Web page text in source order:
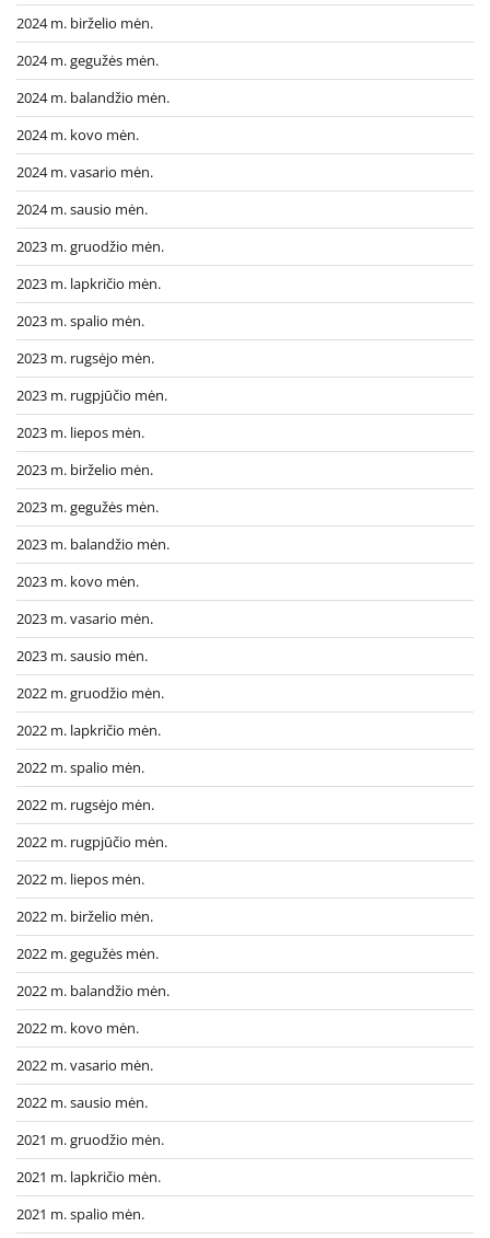
2024 m. birželio mėn.
2024 m. gegužės mėn.
2024 m. balandžio mėn.
2024 m. kovo mėn.
2024 m. vasario mėn.
2024 m. sausio mėn.
2023 m. gruodžio mėn.
2023 m. lapkričio mėn.
2023 m. spalio mėn.
2023 m. rugsėjo mėn.
2023 m. rugpjūčio mėn.
2023 m. liepos mėn.
2023 m. birželio mėn.
2023 m. gegužės mėn.
2023 m. balandžio mėn.
2023 m. kovo mėn.
2023 m. vasario mėn.
2023 m. sausio mėn.
2022 m. gruodžio mėn.
2022 m. lapkričio mėn.
2022 m. spalio mėn.
2022 m. rugsėjo mėn.
2022 m. rugpjūčio mėn.
2022 m. liepos mėn.
2022 m. birželio mėn.
2022 m. gegužės mėn.
2022 m. balandžio mėn.
2022 m. kovo mėn.
2022 m. vasario mėn.
2022 m. sausio mėn.
2021 m. gruodžio mėn.
2021 m. lapkričio mėn.
2021 m. spalio mėn.